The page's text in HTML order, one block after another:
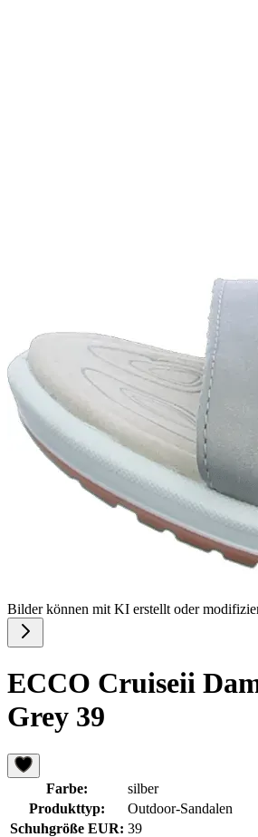
Bilder können mit KI erstellt oder
ECCO Cruiseii
Grey 39
Farbe:
silber
Produkttyp:
Outdoor-Sandalen
Schuhgröße EUR: 39